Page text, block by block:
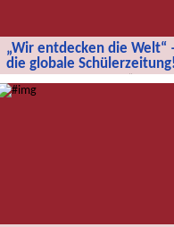
„Wir entdecken die Welt“
die globale
globale Schülerzeitung!